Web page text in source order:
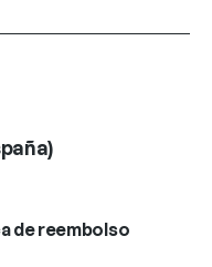
de reembolso